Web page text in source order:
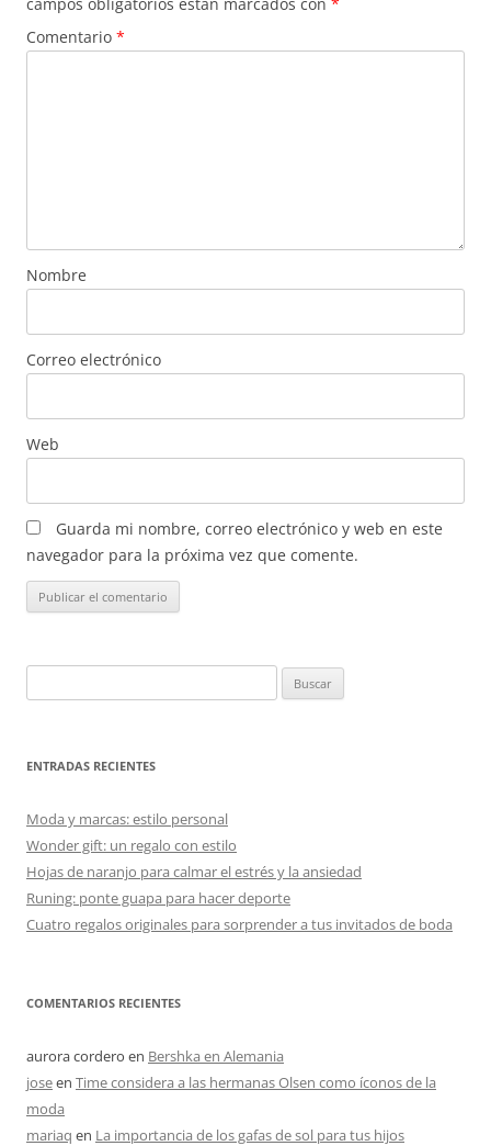
Comentario *
Nombre
Correo electrónico
Web
Guarda mi nombre, correo electrónico y web en este
navegador para la próxima vez que comente.
ENTRADAS RECIENTES
Moda y marcas: estilo personal
Wonder gift: un regalo con estilo
Hojas de naranjo para calmar el estrés y la ansiedad
Runing: ponte guapa para hacer deporte
Cuatro regalos originales para sorprender a tus invitados de boda
COMENTARIOS RECIENTES
aurora cordero en Bershka en Alemania
joseen Time considera a las hermanas Olsen como íconos de la
moda
mariaq en La importancia de los gafas de sol para tus hijos